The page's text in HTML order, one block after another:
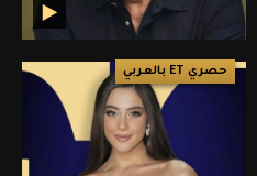
حصري ET بالعربي